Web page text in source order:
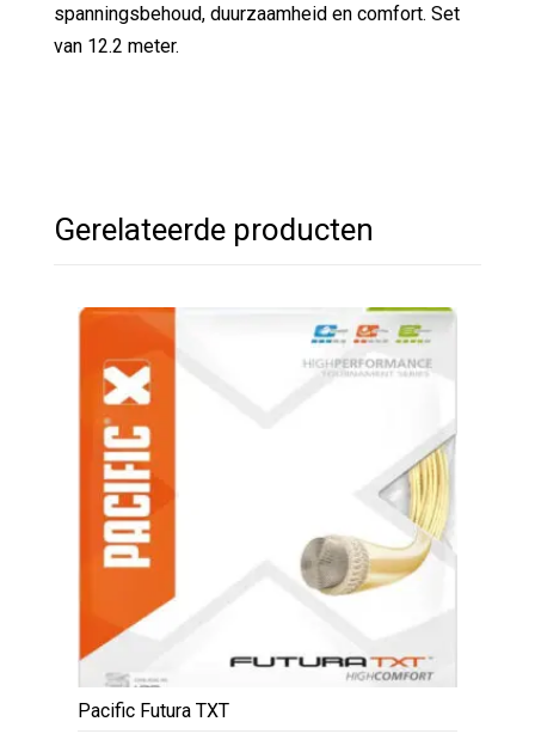
spanningsbehoud, duurzaamheid en comfort. Set
van 12.2 meter.
Gerelateerde producten
Pacific Futura TXT